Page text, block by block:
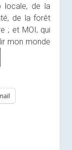
locale, de la
de la forêt
; et MOI, qui
mon monde